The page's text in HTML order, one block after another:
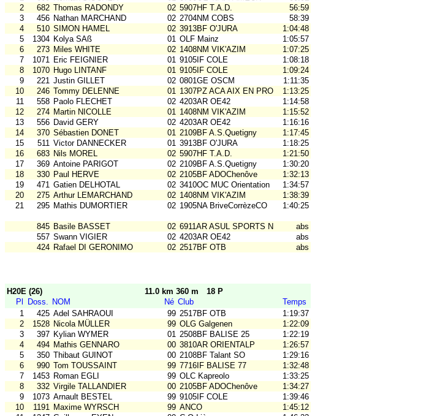
2
682 Thomas RADONDY 02 5907HF T.A.D.
56:59
3
456 Nathan MARCHAND 02 2704NM COBS
58:39
4
510 SIMON HAMEL 02 3913BF O'JURA
1:04:48
5
1304 Kolya SAß 01 OLF Mainz
1:05:57
6
273 Miles WHITE 02 1408NM VIK'AZIM
1:07:25
7
1071 Eric FEIGNIER 01 9105IF COLE
1:08:18
8
1070 Hugo LINTANF 01 9105IF COLE
1:09:24
9
221 Justin GILLET 02 0801GE OSCM
1:11:35
10
246 Tommy DELENNE 01 1307PZ ACA AIX EN PROV
1:13:25
11
558 Paolo FLECHET 02 4203AR OE42
1:14:58
12
274 Martin NICOLLE 01 1408NM VIK'AZIM
1:15:52
13
556 David GERY 02 4203AR OE42
1:16:16
14
370 Sébastien DONET 01 2109BF A.S.Quetigny
1:17:45
15
511 Victor DANNECKER 01 3913BF O'JURA
1:18:25
16
683 Nils MOREL 02 5907HF T.A.D.
1:21:50
17
369 Antoine PARIGOT 02 2109BF A.S.Quetigny
1:30:20
18
330 Paul HERVE 02 2105BF ADOChenôve
1:32:13
19
471 Gatien DELHOTAL 02 3410OC MUC Orientation
1:34:57
20
275 Arthur LEMARCHAND 02 1408NM VIK'AZIM
1:38:39
21
295 Mathis DUMORTIER 02 1905NA BriveCorrèzeCO 1:40:25
845 Basile BASSET 02 6911AR ASUL SPORTS NAT
abs
557 Swann VIGIER 02 4203AR OE42
abs
424 Rafael DI GERONIMO 02 2517BF OTB abs
H20E (26) 11.0 km 360 m
18 P
Pl
Doss. NOM Né Club
Temps
1
425 Adel SAHRAOUI 99 2517BF OTB
1:19:37
2
1528 Nicola MÜLLER 99 OLG Galgenen
1:22:09
3
397 Kylian WYMER 01 2508BF BALISE 25
1:22:19
4
494 Mathis GENNARO 00 3810AR ORIENTALP
1:26:57
5
350 Thibaut GUINOT 00 2108BF Talant SO
1:29:16
6
990 Tom TOUSSAINT 99 7716IF BALISE 77
1:32:48
7
1453 Roman EGLI 99 OLC Kapreolo
1:33:25
8
332 Virgile TALLANDIER 00 2105BF ADOChenôve
1:34:27
9
1073 Arnault BESTEL 99 9105IF COLE
1:39:46
10
1191 Maxime WYRSCH 99 ANCO
1:45:12